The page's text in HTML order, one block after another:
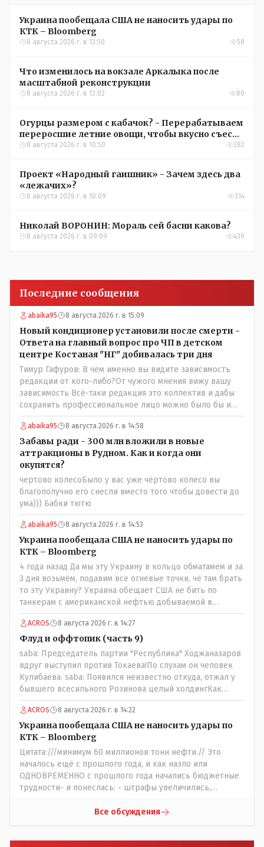
Украина пообещала США не наносить удары по
КТК – Bloomberg
8 августа 2026 г. в 13:50 58
Что изменилось на вокзале Аркалыка после
масштабной реконструкции
8 августа 2026 г. в 13:02 80
Огурцы размером с кабачок? - Перерабатываем
переросшие летние овощи, чтобы вкусно съесть
зимой
8 августа 2026 г. в 10:50 282
Проект «Народный гаишник» - Зачем здесь два
«лежачих»?
8 августа 2026 г. в 10:09 314
Николай ВОРОНИН: Мораль сей басни какова?
8 августа 2026 г. в 09:09 439
Последние сообщения
abaika95 8 августа 2026 г. в 15:09
Новый кондиционер установили после смерти -
Ответа на главный вопрос про ЧП в детском
центре Костаная "НГ" добивалась три дня
Тимур Гафуров: В чем именно вы видите зависимость
редакции от кого-либо?От чужого мнения вижу вашу
зависимость Всё-таки редакция это коллектив и дабы
сохранить профессиональное лицо можно было бы и
указать Общественному объединению на не
корректность высказываний о вас в том тоне в котором
была та публикация. Нет вы проглотили оскорбления и
побежали оправдываться Незнаю если бы моего
журналиста поносили на всю округу за его по сути
рабочую ошибку я бы его в обиду не дал. Да признать
ошибку но при этом и указать хейтерам их место как
мне кажется надо. А у вас как-то не получилось. В итоге
есть ощущение что вы не пятая власть а инструмент в
руках тех кто может вас публично поносить maxsaf: А чё,
надо было оставить оригинальную статью, где всё
красиво, чисто и свежо?Да, это называется
журналистика. Человек проделал работу это его взгляд
на вещи У другого свой взгляд Почему вообще кто-то
должен указывать журналисту как писать и в каком
тоне? maxsaf: Ну правда бы всё равно вышла наружу,
все равно кто-то выяснил бы, что новые кондиционеры
установлены ПОСЛЕ смерти ребенка.Флаг в руки.
Выяснили и выяснили что дальше? У журналиста НГ
была другая задача провести репортаж а не
расследование maxsaf: Или тебе такой вариант не
нравится? Ты вообще на чьей стороне в этой истории?Я
на стороне объективной подачи информации maxsaf:
Прискорбно и иронично то, что кондиционеры заменили
после происшествия, и уже после этого пустили
журналистов посмотреть, типа у нас всё хорошо,
смотрите, мальчик просто больной был.А журналисту
что надо было тайком ночью в окно лезть чтобы
посмотреть как там что? Журналист зафиксировал ФАКТ
на момент его доступа на объект Какие претензии могут
быть к журналисту? Все вопросы к учреждению если
они что-то там утаили нет начали поносить журналиста
abaika95 8 августа 2026 г. в 14:58
Забавы ради - 300 млн вложили в новые
аттракционы в Рудном. Как и когда они
окупятся?
чертово колесоБыло у вас уже чёртово колесо вы
благополучно его снесли вместо того чтобы довести до
ума))) Бабки тютю
abaika95 8 августа 2026 г. в 14:53
Украина пообещала США не наносить удары по
КТК – Bloomberg
4 года назад Да мы эту Украину в кольцо обматамем и за
3 дня возьмём, подавим все огневые точки, чё там брать
то эту Украину? Украина обещает США не бить по
танкерам с американской нефтью добываемой в
Казахстане-мы сейчас в этой точке
ACROS 8 августа 2026 г. в 14:27
Флуд и оффтопик (часть 9)
saba: Председатель партии "Республика" Ходжаназаров
вдруг выступил против Токаева!По слухам он человек
Кулибаева. saba: Появился неизвестно откуда, отжал у
бывшего всесильного Розинова целый холдингКак
неизвестно: - в Жаильме сеял ПОЛТОРЫ тысяча гектар ,
разбогател и отжал у Василия самый крупный
агрохолдинг в мире, занесенный в Книгу рекордов
Гиннеса.
ACROS 8 августа 2026 г. в 14:22
Украина пообещала США не наносить удары по
КТК – Bloomberg
Цитата:///минимум 60 миллионов тонн нефти.// Это
началось ещё с прошлого года, и как назло или
ОДНОВРЕМЕННО с прошлого года начались бюджетные
трудности- и понеслась: - штрафы увеличились,
ради пополнения гос.казны - действительно КТК -
Все обсуждения